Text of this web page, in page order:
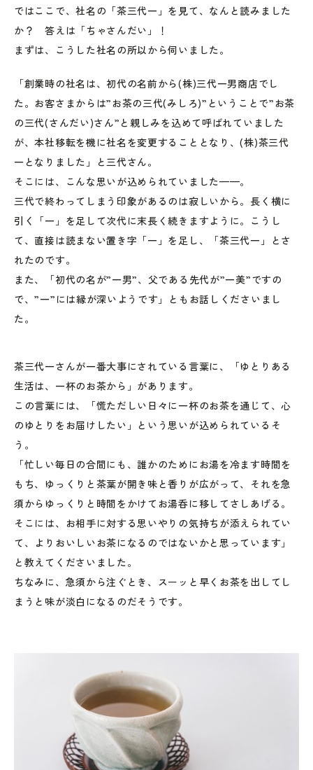
ではここで、社名の「茶三代一」を見て、なんと読みました
か？ 答えは「ちゃさんだい」！
まずは、こうした社名の所以から伺いました。
「創業時の社名は、初代の名前から(株)三代一男商店でし
た。お客さまからは”お茶の三代(みしろ)”ということで”お茶
の三代(さんだい)さん”と親しみを込めて呼ばれていました
が、本社移転を機に社名を変更することとなり、(株)茶三代
一となりました」と三代さん。
そこには、こんな思いが込められていました——。
三代で終わってしまう印象があるのは寂しいから。長く横に
引く「一」を足して次代に末長く続きますように。こうし
て、直接は読まない置き字「一」を足し、「茶三代一」とさ
れたのです。
また、「初代の名が”一男”、父である先代が”一美”ですの
で、”一”には縁が深いようです」ともお話しくださいまし
た。
茶三代一さんが一番大事にされている言葉に、「ゆとりある
生活は、一杯のお茶から」があります。
この言葉には、「慌ただしい日々に一杯のお茶を通じて、心
のゆとりをお届けしたい」という思いが込められているそ
う。
「忙しい毎日の合間にも、誰かのためにお湯を冷ます時間を
もち、ゆっくりと茶葉が開き味と香りが広がって、それを急
須からゆっくりと時間をかけてお湯呑に移してさしあげる。
そこには、お相手に対する思いやりの気持ちが添えられてい
て、よりおいしいお茶になるのではないかと思っています」
と教えてくださいました。
ちなみに、急須から注ぐとき、スーッと早くお茶を出してし
まうと味が淡白になるのだそうです。